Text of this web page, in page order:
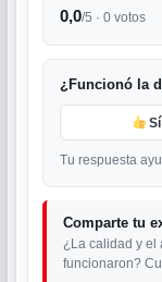
0,0/5 · 0 votos
¿Funcionó la
Tu respuesta
Comparte tu
¿La calidad y el
funcionaron?